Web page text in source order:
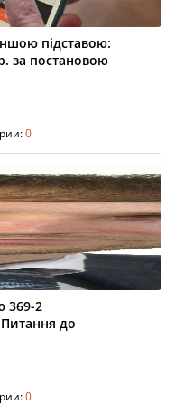
підставою:
за постановою
0
369-2
до
0